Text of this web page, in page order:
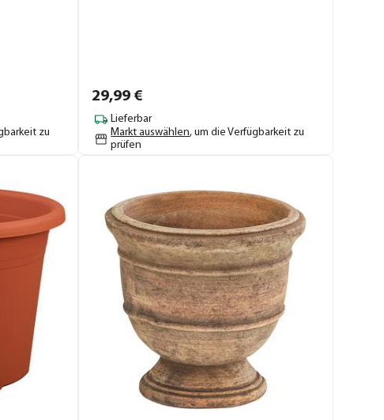
zu
29,99 €
Lieferbar
Markt auswählen, um die Verfügbarkeit zu
prüfen